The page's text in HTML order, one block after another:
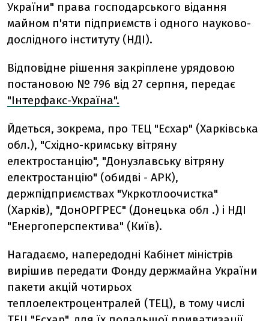
України" права господарського відання
майном п'яти підприємств і одного науково-
дослідного інституту (НДІ).
Відповідне рішення закріплене урядовою
постановою № 796 від 27 серпня, передає
"Інтерфакс-Україна".
Йдеться, зокрема, про ТЕЦ "Есхар" (Харківська
обл.), "Східно-кримську вітряну
електростанцію", "Донузлавську вітряну
електростанцію" (обидві - АРК),
держпідприємствах "Укркотлоочистка"
(Харків), "ДонОРГРЕС" (Донецька обл .) і НДІ
"Енергоперспектива" (Київ).
Нагадаємо, напередодні Кабінет міністрів
вирішив передати Фонду держмайна України
пакети акцій чотирьох
теплоелектроцентралей (ТЕЦ), в тому числі